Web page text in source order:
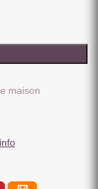
maison